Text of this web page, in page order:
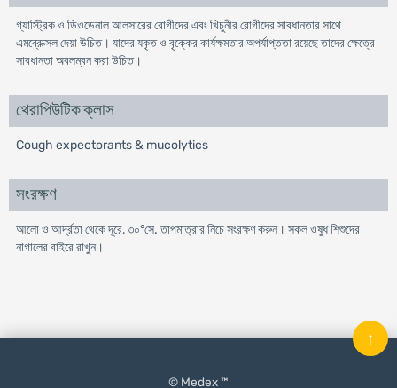
গ্যাস্ট্রিক ও ডিওডেনাল আলসারের রোগীদের এবং খিচুনীর রোগীদের সাবধানতার সাথে
এমব্রোক্সল দেয়া উচিত। যাদের যকৃত ও বৃক্কের কার্যক্ষমতার অপর্যাপ্ততা রয়েছে তাদের ক্ষেত্রে
সাবধানতা অবলম্বন করা উচিত।
থেরাপিউটিক ক্লাস
Cough expectorants & mucolytics
সংরক্ষণ
আলো ও আর্দ্রতা থেকে দূরে, ৩০°সে. তাপমাত্রার নিচে সংরক্ষণ করুন। সকল ওষুধ শিশুদের
নাগালের বাইরে রাখুন।
© Medex ™
↑